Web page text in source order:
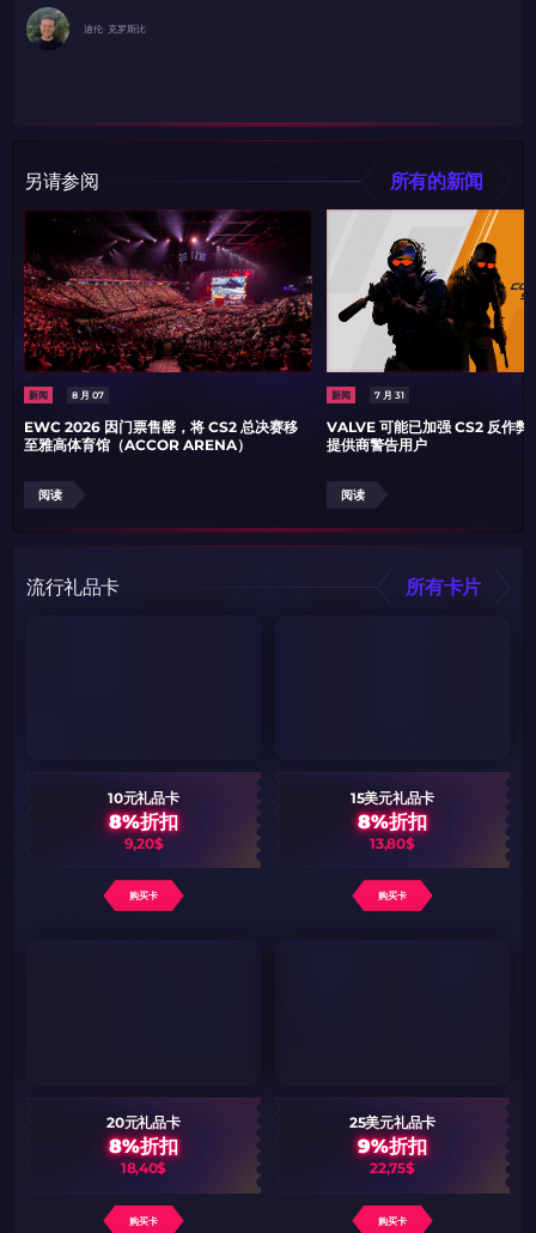
迪伦· 克罗斯比
另请参阅 所有的新闻
新闻 8 月 07
EWC 2026 因门票售罄，将 CS2 总决赛移
至雅高体育馆（ACCOR ARENA）
阅读
新闻 7 月 31
VALVE 可能已加强 CS2 反作弊
提供商警告用户
阅读
流行礼品卡 所有卡片
10元礼品卡
8%折扣
9,20$
购买卡
15美元礼品卡
8%折扣
13,80$
购买卡
20元礼品卡
8%折扣
18,40$
购买卡
25美元礼品卡
9%折扣
22,75$
购买卡